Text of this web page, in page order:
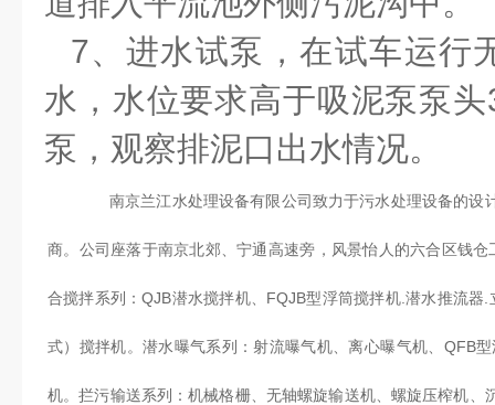
7、进水试泵，在试车运行
水，水位要求高于吸泥泵泵
泵，观察排泥口出水情况。
南京兰江水处理设备有限公司致力于污水处理设备的设
商。公司座落于南京北郊、宁通高速旁，风景怡人的六合区钱
合搅拌系列：QJB潜水搅拌机、FQJB型浮筒搅拌机.潜水推流器
式）搅拌机。潜水曝气系列：射流曝气机、离心曝气机、QFB
机。拦污输送系列：机械格栅、无轴螺旋输送机、螺旋压榨机、